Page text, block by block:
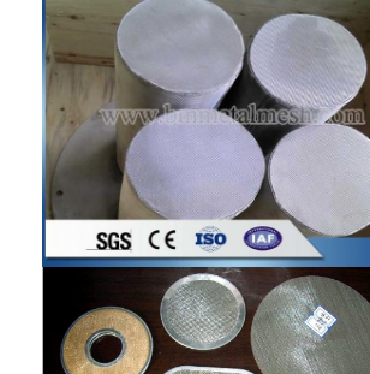
আমাদের সম্পর্কে
কারখানা ভ্রমণ
মান নিয়ন্ত্রণ
আমাদের সাথে যোগাযোগ করুন
খবর
এখন চ্যাট করুন